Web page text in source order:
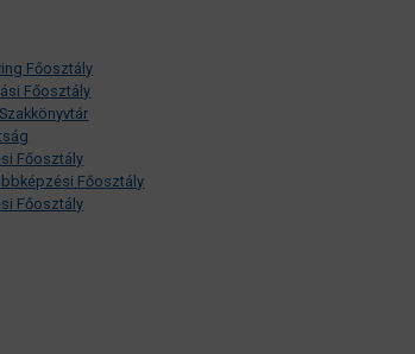
Főosztály
Főosztály
Főosztály
Főosztály
Főosztály